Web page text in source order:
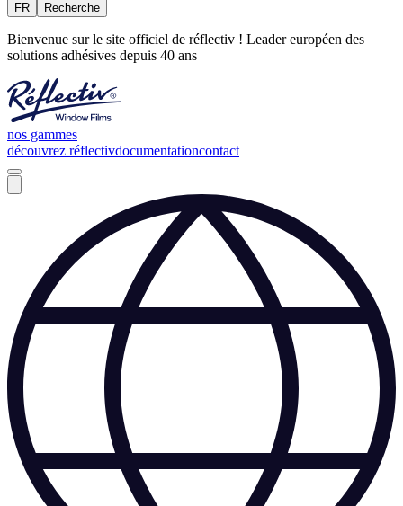
FR Recherche
Bienvenue sur le site officiel de réflectiv ! Leader européen des
solutions adhésives depuis 40 ans
nos gammes
découvrez réflectivdocumentationcontact